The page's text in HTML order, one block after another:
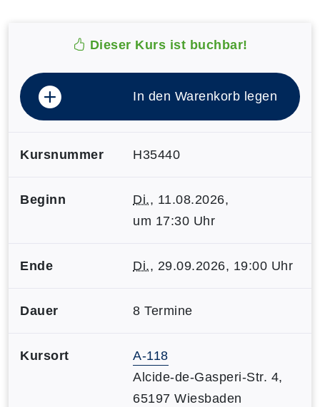
Dieser Kurs ist buchbar!
In den Warenkorb legen
Kursnummer H35440
Beginn Di., 11.08.2026,
um 17:30 Uhr
Ende Di., 29.09.2026, 19:00 Uhr
Dauer 8 Termine
Kursort
A-118
Alcide-de-Gasperi-Str. 4,
65197 Wiesbaden